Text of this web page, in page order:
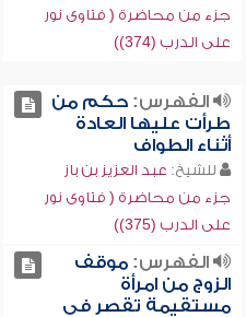
جزء من محاضرة ( فتاوى نور
على الدرب (374))
الفهرس:حكم من
طرأت عليها العادة
أثناء الطواف
للشيخ: عبد العزيز بن باز
جزء من محاضرة ( فتاوى نور
على الدرب (375))
الفهرس:موقف
الزوج من امرأة
مستقيمة تقصر في